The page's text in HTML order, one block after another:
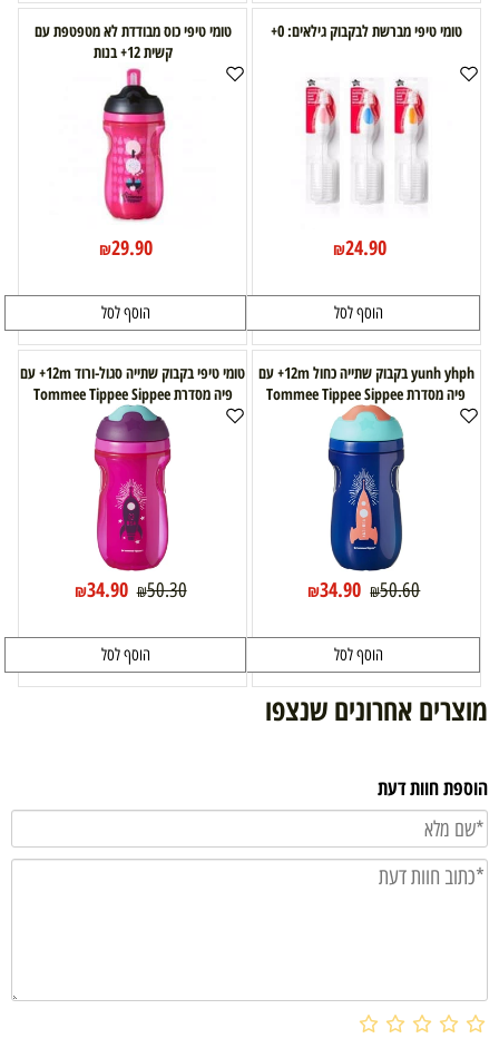
טומי טיפי מברשת לבקבוק גילאים: 0+
₪24.90
הוסף לסל
טומי טיפי כוס מבודדת לא מטפטפת עם
קשית 12+ בנות
₪29.90
הוסף לסל
yunh yhph בקבוק שתייה כחול 12m+ עם
פיה מסדרת Tommee Tippee Sippee
₪50.60
₪34.90
הוסף לסל
טומי טיפי בקבוק שתייה סגול-ורוד 12m+ עם
פיה מסדרת Tommee Tippee Sippee
₪50.30
₪34.90
הוסף לסל
מוצרים אחרונים שנצפו
הוספת חוות דעת